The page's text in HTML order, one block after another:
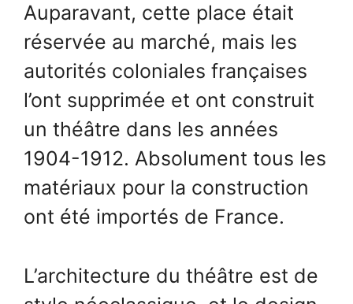
Auparavant, cette place était
réservée au marché, mais les
autorités coloniales françaises
l’ont supprimée et ont construit
un théâtre dans les années
1904-1912. Absolument tous les
matériaux pour la construction
ont été importés de France.
L’architecture du théâtre est de